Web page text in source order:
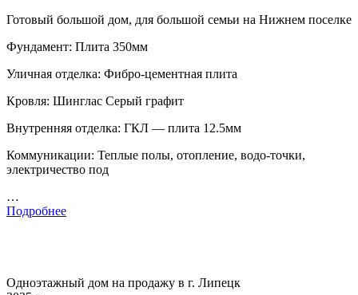
Готовый большой дом, для большой семьи на Нижнем поселке
Фундамент: Плита 350мм
Уличная отделка: Фибро-цементная плита
Кровля: Шинглас Серый графит
Внутренняя отделка: ГКЛ — плита 12.5мм
Коммуникации: Теплые полы, отопление, водо-точки,
электричество под
…
Подробнее
Одноэтажный дом на продажу в г. Липецк